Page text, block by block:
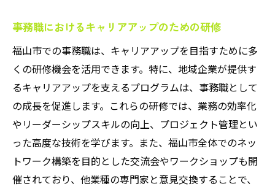
事務職におけるキャリアアップのための研修
福山市での事務職は、キャリアアップを目指すために多
くの研修機会を活用できます。特に、地域企業が提供す
るキャリアアップを支えるプログラムは、事務職として
の成長を促進します。これらの研修では、業務の効率化
やリーダーシップスキルの向上、プロジェクト管理とい
った高度な技術を学びます。また、福山市全体でのネッ
トワーク構築を目的とした交流会やワークショップも開
催されており、他業種の専門家と意見交換することで、